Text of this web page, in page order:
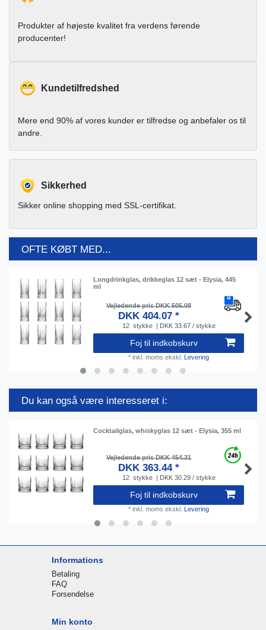
Produkter af højeste kvalitet fra verdens førende
producenter!
Kundetilfredshed
Mere end 90% af vores kunder er tilfredse og anbefaler os til
andre.
Sikkerhed
Sikker online shopping med SSL-certifikat.
OFTE KØBT MED...
Longdrinkglas, drikkeglas 12 sæt - Elysia, 445
ml
Vejledende pris DKK 505.08
DKK 404.07 *
12 stykke | DKK 33.67 / stykke
Foj til indkobskurv
* inkl. moms ekskl. Levering
Du kan også være interesseret i:
Cocktailglas, whiskyglas 12 sæt - Elysia, 355 ml
Vejledende pris DKK 454.31
DKK 363.44 *
12 stykke | DKK 30.29 / stykke
Foj til indkobskurv
* inkl. moms ekskl. Levering
Informations
Betaling
FAQ
Forsendelse
Min konto